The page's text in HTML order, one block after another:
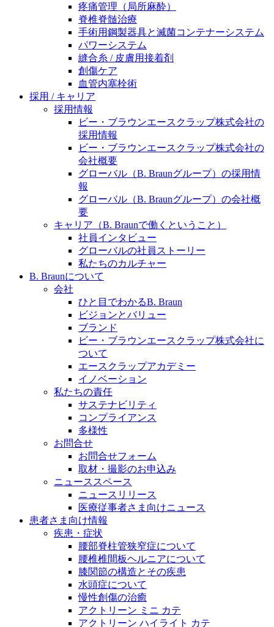
販売代理店さま向け情報​
お問合せ先、価格情報、E-Shopのご案内など販売店さ
ま向けの情報スペースです。
水頭症について
「水頭症」とはどのような疾患なのでしょう。成人に
多い水頭症と、小児に多い水頭症の特徴と症状、検査
や治療法など「水頭症」の概要を知っていただくこと
ができます。
エースクラップアカデミー
医療に携わるあらゆる方々に、学びと情報共有の場を
提供していくことを目指します。
お問合せフォームより、ご質問をお送りください。
疼痛管理（局所麻酔）
脊椎脊髄治療
手術用鋼製器具と滅菌コンテナーシステム
パワーシステム
縫合糸 / 皮膚用接着剤
創傷ケア
血管内塞栓術
採用 / キャリア
採用情報
ビー・ブラウンエースクラップ株式会社の
採用情報
ビー・ブラウンエースクラップ株式会社の
会社概要
グローバル（B. Braunグループ）の採用情
報
グローバル（B. Braunグループ）の会社概
要
キャリア（B. Braunで働くということ）
社員インタビュー
グローバルの社員ストーリー
私たちのカルチャー
B. Braunについて
会社
ひと目でわかるB. Braun
ビジョンとバリュー
ブランド
ビー・ブラウンエースクラップ株式会社に
ついて
エースクラップアカデミー
イノベーション
私たちの責任
サステナビリティ
コンプライアンス
多様性
お問合せ
お問合せフォーム
取材・撮影のお申込み
ニューススペース
ニュースリリース
医療従事者さま向けニュース
患者さま向け情報
疾患・症状
腰部脊柱管狭窄症について
腰椎椎間板ヘルニアについて
膝関節の構造とその疾患
水頭症について
慢性創傷の治癒
アクトリーン ミニ カテ
アクトリーン ハイライト カテ